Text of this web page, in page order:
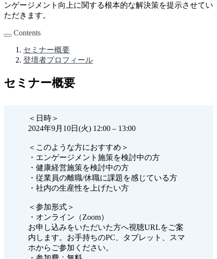
ンゲージメント向上に関する根本的な解決策を提示させてい
ただきます。
Contents
セミナー概要
登壇者プロフィール
セミナー概要
＜日時＞
2024年9月10日(火) 12:00 – 13:00
＜このような方におすすめ＞
・エンゲージメント施策を検討中の方
・健康経営施策を検討中の方
・従業員の離職/休職に課題を感じている方
・社内の生産性を上げたい方
＜参加形式＞
・オンライン（Zoom）
お申し込みをいただいた方へ視聴URLをご案
内します。お手持ちのPC、タブレット、スマ
ホからご参加ください。